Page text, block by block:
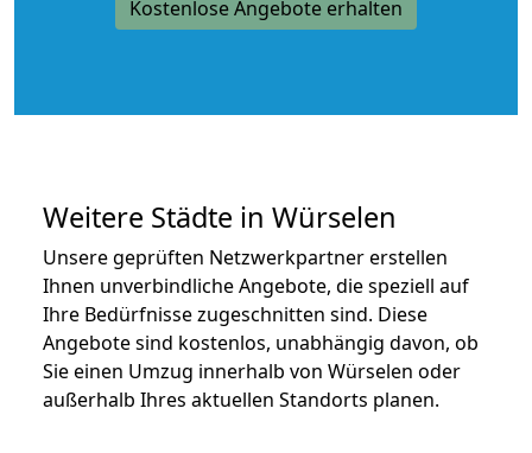
Kostenlose Angebote erhalten
Weitere Städte in Würselen
Unsere geprüften Netzwerkpartner erstellen
Ihnen unverbindliche Angebote, die speziell auf
Ihre Bedürfnisse zugeschnitten sind. Diese
Angebote sind kostenlos, unabhängig davon, ob
Sie einen Umzug innerhalb von Würselen oder
außerhalb Ihres aktuellen Standorts planen.